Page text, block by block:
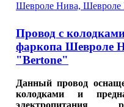
Провод с
фаркопа Шевроле
"Bertone"
Данный провод
колодками и